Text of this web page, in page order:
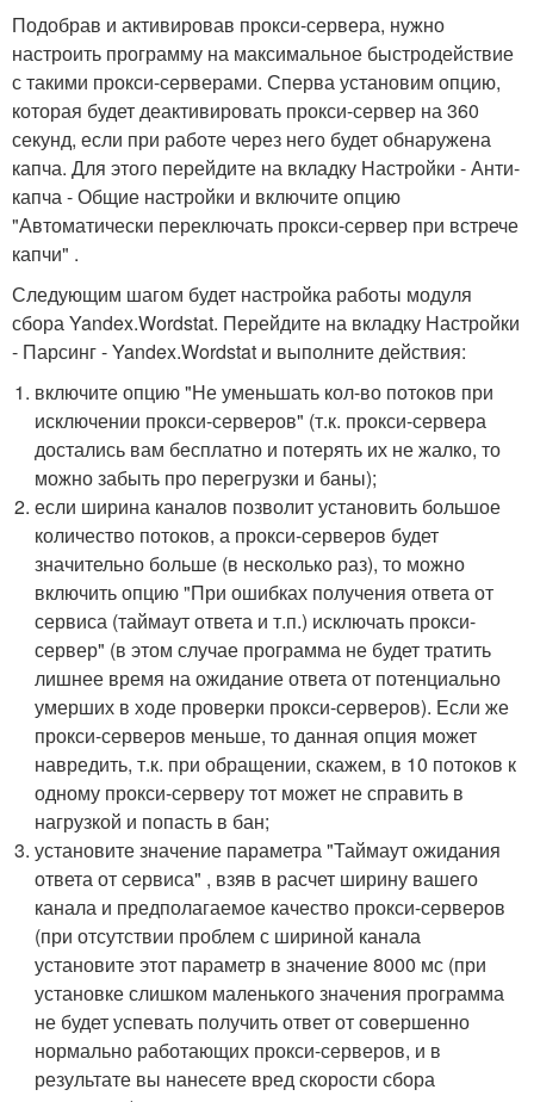
Подобрав и активировав прокси-сервера, нужно
настроить программу на максимальное быстродействие
с такими прокси-серверами. Сперва установим опцию,
которая будет деактивировать прокси-сервер на 360
секунд, если при работе через него будет обнаружена
капча. Для этого перейдите на вкладку Настройки - Анти-
капча - Общие настройки и включите опцию
"Автоматически переключать прокси-сервер при встрече
капчи" .
Следующим шагом будет настройка работы модуля
сбора Yandex.Wordstat. Перейдите на вкладку Настройки
- Парсинг - Yandex.Wordstat и выполните действия:
включите опцию "Не уменьшать кол-во потоков при
исключении прокси-серверов" (т.к. прокси-сервера
достались вам бесплатно и потерять их не жалко, то
можно забыть про перегрузки и баны);
если ширина каналов позволит установить большое
количество потоков, а прокси-серверов будет
значительно больше (в несколько раз), то можно
включить опцию "При ошибках получения ответа от
сервиса (таймаут ответа и т.п.) исключать прокси-
сервер" (в этом случае программа не будет тратить
лишнее время на ожидание ответа от потенциально
умерших в ходе проверки прокси-серверов). Если же
прокси-серверов меньше, то данная опция может
навредить, т.к. при обращении, скажем, в 10 потоков к
одному прокси-серверу тот может не справить в
нагрузкой и попасть в бан;
установите значение параметра "Таймаут ожидания
ответа от сервиса" , взяв в расчет ширину вашего
канала и предполагаемое качество прокси-серверов
(при отсутствии проблем с шириной канала
установите этот параметр в значение 8000 мс (при
установке слишком маленького значения программа
не будет успевать получить ответ от совершенно
нормально работающих прокси-серверов, и в
результате вы нанесете вред скорости сбора